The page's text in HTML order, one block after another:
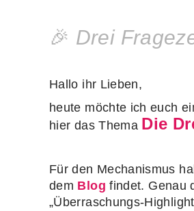
🎉 Drei
Hallo ihr Lieben,
heute möchte ich euch
hier das Thema Die
Für den Mechanismus
dem Blogfindet. Genau